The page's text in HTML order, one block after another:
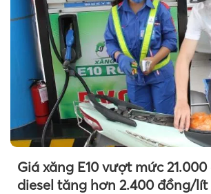
Giá xăng E10 vượt mức
diesel tăng hơn 2.400 đồng/lít